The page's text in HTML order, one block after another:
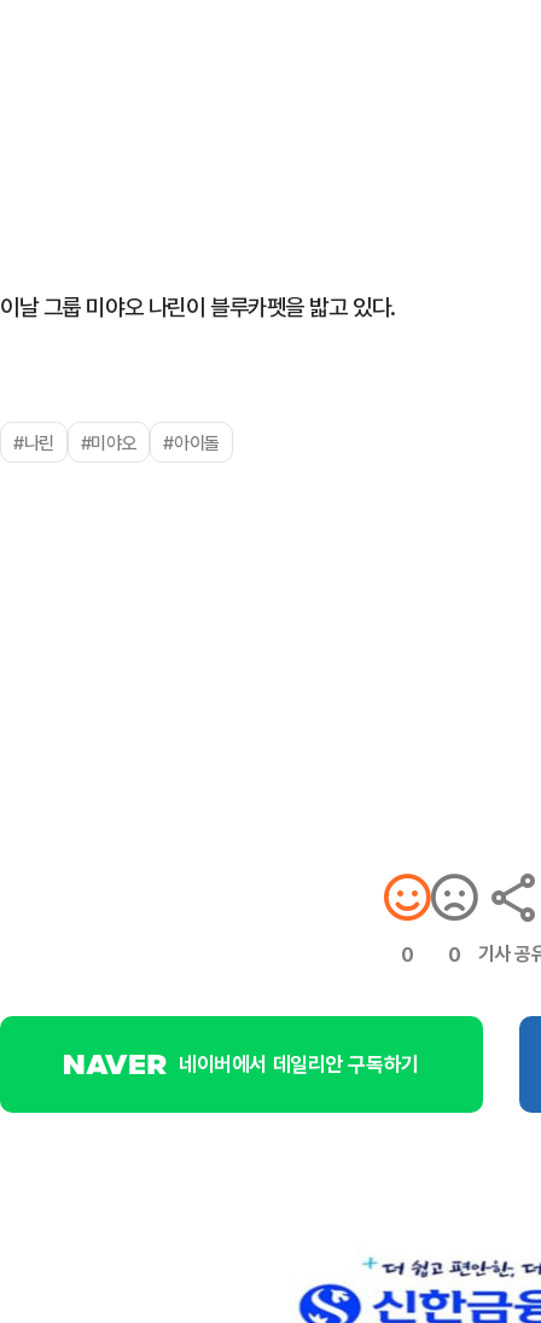
이날 그룹 미야오 나린이 블루카펫을 밟고 있다.
#나린 #미야오 #아이돌
0 0 기사 공
네이버에서 데일리안 구독하기